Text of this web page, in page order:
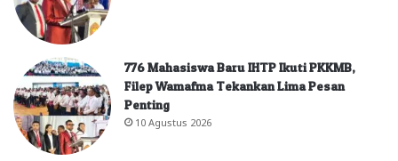
776 Mahasiswa Baru IHTP Ikuti PKKMB,
Filep Wamafma Tekankan Lima Pesan
Penting
10 Agustus 2026